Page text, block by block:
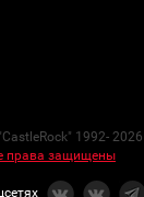
1992- 2026
права защищены